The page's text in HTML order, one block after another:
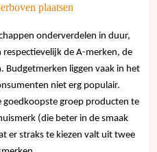
plaatsen
onderverdelen in duur,
de A-merken, de
Budgetmerken liggen vaak in het
niet erg populair.
goedkoopste groep producten te
(die beter in de smaak
er straks te kiezen valt uit twee